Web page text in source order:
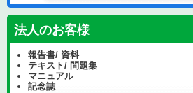
法人のお客様
報告書/ 資料
テキスト/ 問題集
マニュアル
記念誌